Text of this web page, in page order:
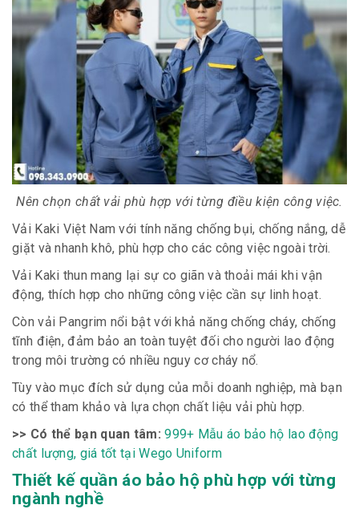
Nên chọn chất vải phù hợp với từng điều kiện công việc.
Vải Kaki Việt Nam với tính năng chống bụi, chống nắng, dễ
giặt và nhanh khô, phù hợp cho các công việc ngoài trời.
Vải Kaki thun mang lại sự co giãn và thoải mái khi vận
động, thích hợp cho những công việc cần sự linh hoạt.
Còn vải Pangrim nổi bật với khả năng chống cháy, chống
tĩnh điện, đảm bảo an toàn tuyệt đối cho người lao động
trong môi trường có nhiều nguy cơ cháy nổ.
Tùy vào mục đích sử dụng của mỗi doanh nghiệp, mà bạn
có thể tham khảo và lựa chọn chất liệu vải phù hợp.
>> Có thể bạn quan tâm: 999+ Mẫu áo bảo hộ lao động
chất lượng, giá tốt tại Wego Uniform
Thiết kế quần áo bảo hộ phù hợp với từng
ngành nghề